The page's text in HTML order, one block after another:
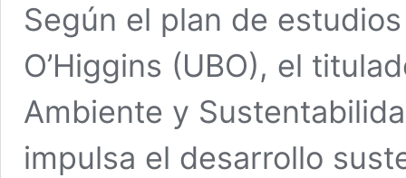
Según el plan de
O’Higgins (UBO), el
Ambiente y
impulsa el desarrollo